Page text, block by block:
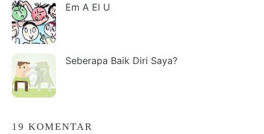
Em A El U
Seberapa Baik Diri Saya?
19 KOMENTAR